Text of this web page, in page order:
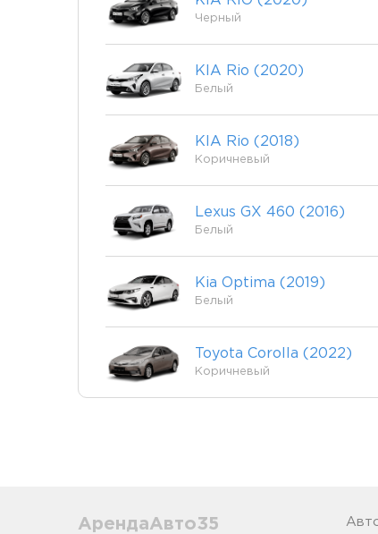
Черный
KIA Rio (2020)
Белый
KIA Rio (2018)
Коричневый
Lexus GX 460 (2016)
Белый
Kia Optima (2019)
Белый
Toyota Corolla (2022)
Коричневый
АрендаАвто35